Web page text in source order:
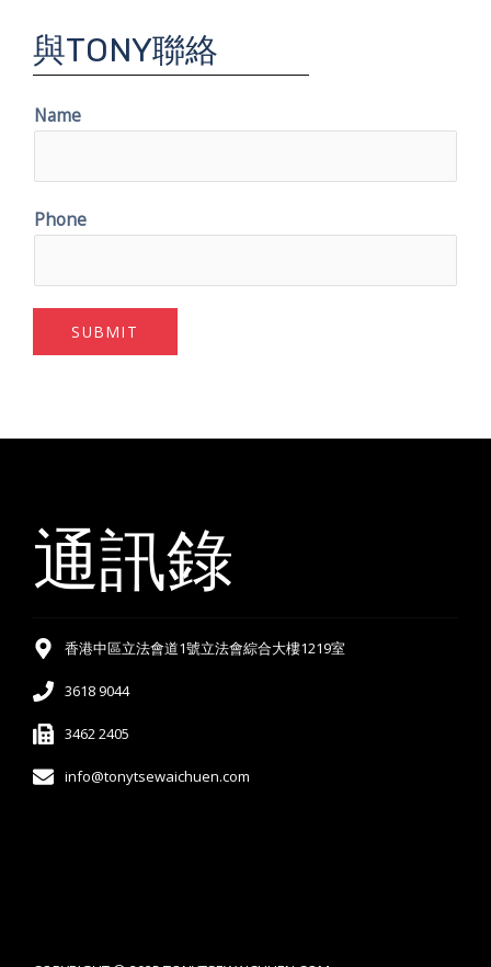
與TONY聯絡
Name
Phone
SUBMIT
通訊錄
香港中區立法會道1號立法會綜合大樓1219室
3618 9044
3462 2405
info@tonytsewaichuen.com